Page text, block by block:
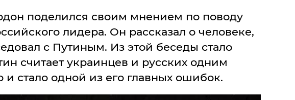
поделился своим мнением по поводу
лидера. Он рассказал о человеке,
с Путиным. Из этой беседы стало
считает украинцев и русских одним
и стало одной из его главных ошибок.